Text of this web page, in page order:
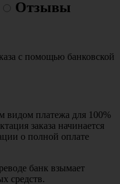
Отзывы
с помощью банковской
видом платежа для 100%
заказа начинается
о полной оплате
банк взымает
средств.